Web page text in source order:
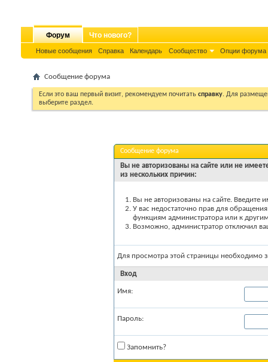
Форум
Новые сообщения Справка Календарь Сообщество Опции форума
Что нового?
Сообщение форума
Если это ваш первый визит, рекомендуем почитать справку. Для
выберите раздел.
Сообщение форума
Вы не авторизованы на сайте или не
из нескольких причин:
Вы не авторизованы на сайте. Введите
У вас недостаточно прав для
функциям администратора или к
Возможно, администратор отключил
Для просмотра этой страницы необходимо
Вход
Имя:
Пароль:
Запомнить?